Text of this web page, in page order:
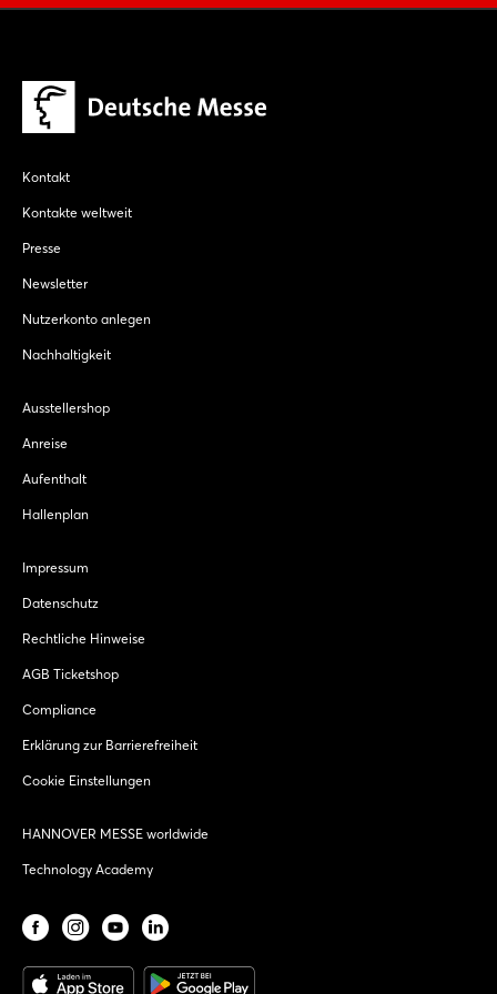
Kontakt
Kontakte weltweit
Presse
Newsletter
Nutzerkonto anlegen
Nachhaltigkeit
Ausstellershop
Anreise
Aufenthalt
Hallenplan
Impressum
Datenschutz
Rechtliche Hinweise
AGB Ticketshop
Compliance
Erklärung zur Barrierefreiheit
Cookie Einstellungen
HANNOVER MESSE worldwide
Technology Academy